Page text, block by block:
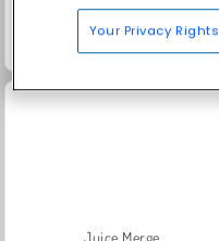
Scala 40
Juice Merge
Your Privacy Rights